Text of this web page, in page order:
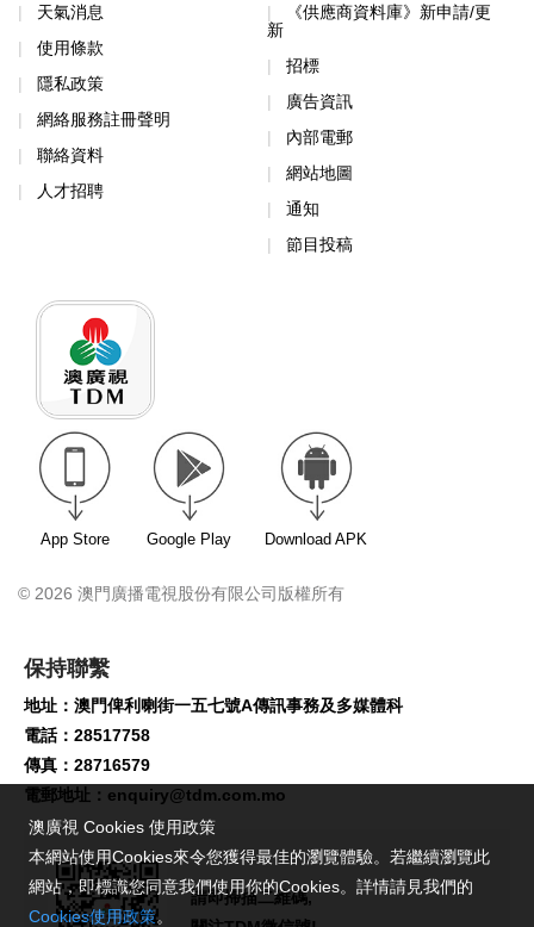
天氣消息
使用條款
隱私政策
網絡服務註冊聲明
聯絡資料
人才招聘
《供應商資料庫》新申請/更
新
招標
廣告資訊
內部電郵
網站地圖
通知
節目投稿
App Store Google Play Download APK
© 2026 澳門廣播電視股份有限公司版權所有
保持聯繫
地址：澳門俾利喇街一五七號A傳訊事務及多媒體科
電話：28517758
傳真：28716579
電郵地址： enquiry@tdm.com.mo
請即掃描二維碼,
澳廣視 Cookies 使用政策
本網站使用Cookies來令您獲得最佳的瀏覽體驗。若繼續瀏覽此
網站，即標識您同意我們使用你的Cookies。詳情請見我們的
Cookies使用政策。